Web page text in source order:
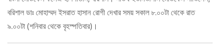
বরিশাল ডাঃ মোহাম্মদ ইসরাত হাসান রোগী দেখার সময় সকাল ৮.০০টা থেকে রাত
৯.০০টা (শনিবার থেকে বৃহস্পতিবার)।